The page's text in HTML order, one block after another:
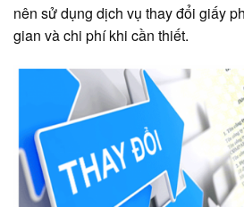
nên sử dụng dịch vụ thay đổi giấy
gian và chi phí khi cần thiết.